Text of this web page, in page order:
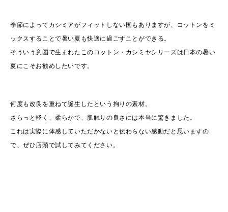
季節によってカシミアがフィットしない国もありますが、コットンをミ
ックスすることで暑い夏も快適に過ごすことができる。
そういう意図で生まれたこのコットン・カシミヤシリーズは日本の暑い
夏にこそお勧めしたいです。
何度も改良を重ねて誕生したという拘りの素材。
さらっと軽く、柔らかで、肌触りの良さには本当に驚きました。
これは実際に体感していただかないと伝わらない感動だと思いますの
で、ぜひ店頭で試してみてください。